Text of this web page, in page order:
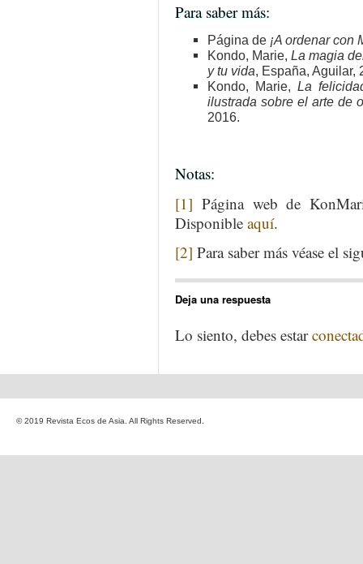
Para saber más:
Página de ¡A ordenar con
Kondo, Marie, La magia
y tu vida, España, Aguilar,
Kondo, Marie, La
ilustrada sobre el arte de
2016.
Notas:
[1] Página web de
Disponible aquí.
[2] Para saber más véase el
Deja una respuesta
Lo siento, debes estar
© 2019 Revista Ecos de Asia. All Rights Reserved.